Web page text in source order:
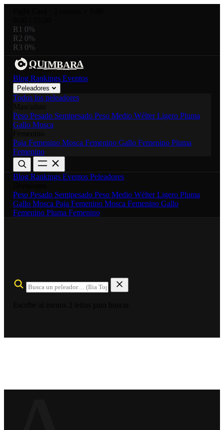
R1 0%
R2 0%
R3 0%
QUIMBARA
Blog Rankings Eventos
Peleadores
Todos los peleadores
Peso Pesado Semipesado Peso Medio WélterLigero Pluma
Gallo Mosca
Paja Femenino Mosca Femenino Gallo Femenino Pluma
Femenino
Blog Rankings Eventos Peleadores
Peso Pesado Semipesado Peso Medio WélterLigero Pluma
Gallo Mosca Paja Femenino Mosca Femenino Gallo
Femenino Pluma Femenino